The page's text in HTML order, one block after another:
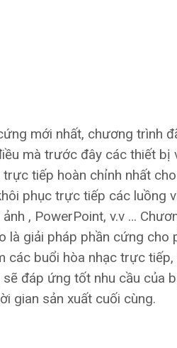
mới nhất, chương trình
mà trước đây các thiết bị
tiếp hoàn chỉnh nhất
phục trực tiếp các luồng
, PowerPoint, v.v …
là giải pháp phần cứng cho
các buổi hòa nhạc trực tiếp,
đáp ứng tốt nhu cầu của
gian sản xuất cuối cùng.